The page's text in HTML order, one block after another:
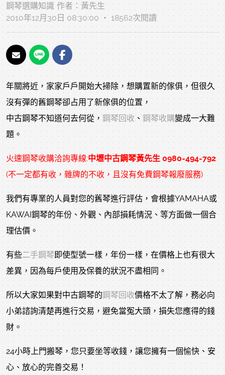
鋼琴選購知識 作者：黃先生
2010年12月30日 08:30:00 ‧ 18562次閱讀
年關將近，家家戶戶開始大掃除，想購置新的傢俱，但很久
沒有彈的舊鋼琴卻占用了新傢俱的位置，
中古鋼琴不知道何去何從，鋼琴回收、鋼琴收購變成一大難
題。
火速鋼琴收購洽詢專線:中壢中古鋼琴黃先生 0980-494-792
(不一定都有收，雜牌的不收，且沒有免費鋼琴報廢服務)
我們有專業的人員對您的舊琴進行評估，會根據YAMAHA或
KAWAI鋼琴的年份、外觀、內部損耗情況、等方面做一個合
理估價。
有些二手鋼琴即使型號一樣，年份一樣，在價格上也有很大
差異，因為每戶使用及保養的狀況不盡相同。
所以大家如果對中古鋼琴的鋼琴回收價格不太了解，務必向
小弟諮詢清楚再進行交易，避免當冤大頭，損失您應得的錢
財。
24小時上門搬琴，您只要坐等收錢，讓您擁有一個愉快、安
心、放心的完善交易！